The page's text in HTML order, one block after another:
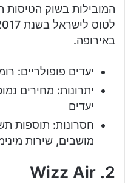
המובילות בשוק הטיסות
באירופה.
יעדים פופולריים:
יתרונות: מחירים
יעדים
חסרונות: תוספות
מושבים, שירות
2. Wizz Air